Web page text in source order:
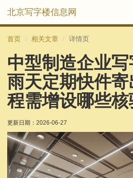
北京写字楼信息网
首页 相关文章 详情页
中型制造企业
雨天定期快件
程需增设哪些核
更新日期： 2026-06-27